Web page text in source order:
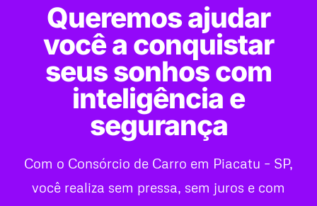
Queremos ajudar
você a conquistar
seus sonhos com
inteligência e
segurança
Com o Consórcio de Carro em Piacatu – SP,
você realiza sem pressa, sem juros e com